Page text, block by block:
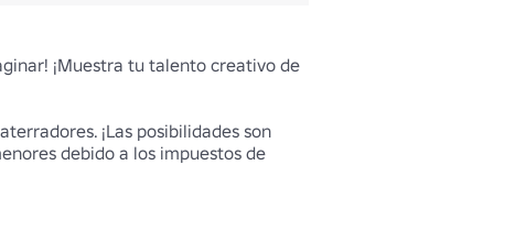
¡Muestra tu talento creativo de
¡Las posibilidades son
debido a los impuestos de